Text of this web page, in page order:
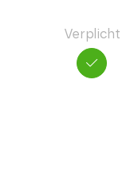
Verplicht